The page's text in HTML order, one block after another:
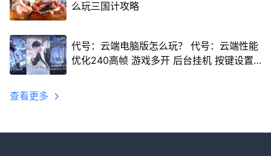
么玩三国计攻略
代号：云端电脑版怎么玩？ 代号：云端性能
优化240高帧 游戏多开 后台挂机 按键设置
查看更多